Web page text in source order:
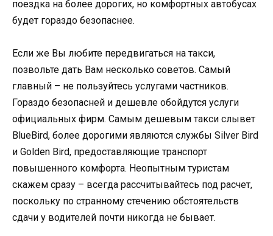
поездка на более дорогих, но комфортных автобусах
будет гораздо безопаснее.
Если же Вы любите передвигаться на такси,
позвольте дать Вам несколько советов. Самый
главный – не пользуйтесь услугами частников.
Гораздо безопасней и дешевле обойдутся услуги
официальных фирм. Самым дешевым такси слывет
BlueBird, более дорогими являются службы Silver Bird
и Golden Bird, предоставляющие транспорт
повышенного комфорта. Неопытным туристам
скажем сразу – всегда рассчитывайтесь под расчет,
поскольку по странному стечению обстоятельств
сдачи у водителей почти никогда не бывает.